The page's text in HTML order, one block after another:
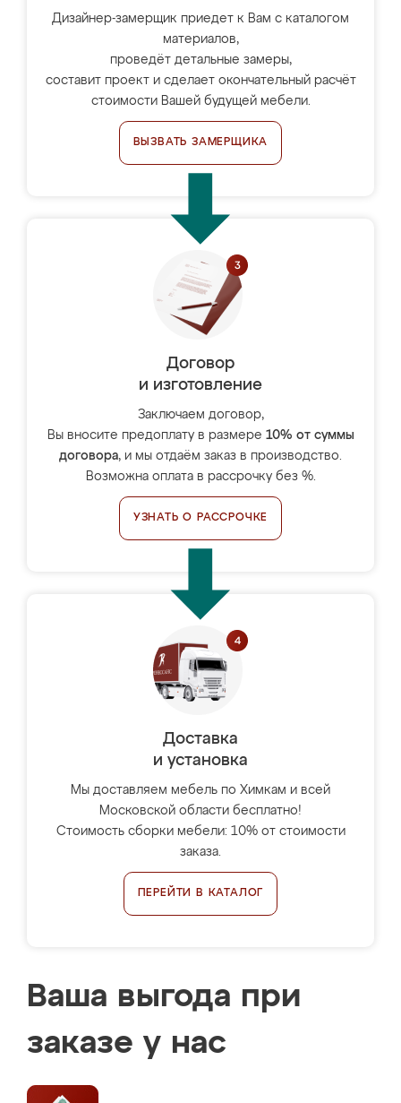
Дизайнер-замерщик приедет к Вам с каталогом
материалов,
проведёт детальные замеры,
составит проект и сделает окончательный расчёт
стоимости Вашей будущей мебели.
ВЫЗВАТЬ ЗАМЕРЩИКА
Договор
и изготовление
Заключаем договор,
Вы вносите предоплату в размере 10% от суммы
договора, и мы отдаём заказ в производство.
Возможна оплата в рассрочку без %.
УЗНАТЬ О РАССРОЧКЕ
Доставка
и установка
Мы доставляем мебель по Химкам и всей
Московской области бесплатно!
Стоимость сборки мебели: 10% от стоимости
заказа.
ПЕРЕЙТИ В КАТАЛОГ
Ваша выгода при
заказе у нас